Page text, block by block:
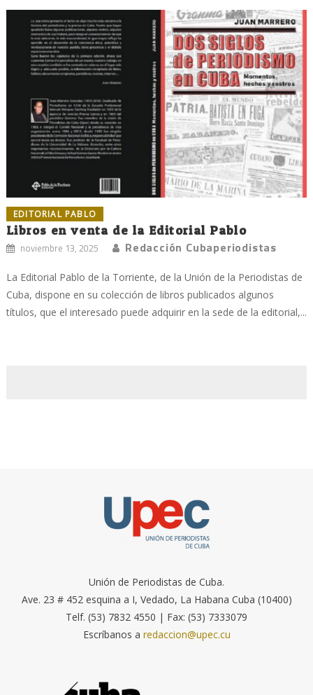
EDITORIAL PABLO
Libros en venta de la Editorial Pablo
noviembre 13, 2025 Redacción Cubaperiodistas
La Editorial Pablo de la Torriente, de la Unión de la Periodistas de
Cuba, dispone en su colección de libros publicados algunos
títulos, que el interesado puede adquirir en la sede de la editorial,...
Unión de Periodistas de Cuba.
Ave. 23 # 452 esquina a I, Vedado, La Habana Cuba (10400)
Telf. (53) 7832 4550 | Fax: (53) 7333079
Escríbanos a redaccion@upec.cu